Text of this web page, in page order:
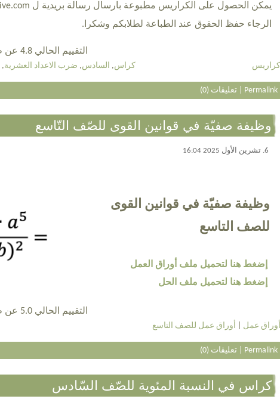
يمكن الحصول على الكراريس مطبوعة بارسال رسالة بريدية ل niva_m@live.com.
الرجاء حفظ الحقوق عند الطباعة لطلابكم وشكرا.
التقييم الحالي 4.8 عن طريق 5 أشخاص
كراس, السادس, ضرب الاعداد العشرية, كراريس
Permalink
|تعليقات (0)
وظيفة صفيّة في قوانين القوى للصّف التّاسع
6. تشرين الأول 2025 16:04
وظيفة صفيّة في قوانين القوى
للصف التاسع
إضغط هنا لتحميل ملف أوراق العمل
إضغط هنا لتحميل ملف الحل
التقييم الحالي 5.0 عن طريق 3 أشخاص
أوراق عمل أوراق عمل للصف التاسع
Permalink
|تعليقات (0)
كراس في النسبة المئوية للصّف السّادس